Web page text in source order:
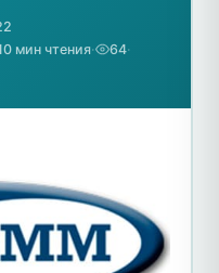
мин чтения· 64·